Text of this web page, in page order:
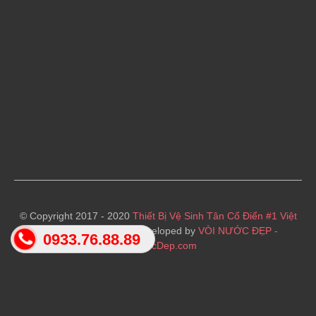
0933.76.88.89
© Copyright 2017 - 2020 Thiết Bị Vệ Sinh Tân Cổ Điển #1 Việt
· Designed and Developed by VÒI NƯỚC ĐẸP -
VoiNuocDep.com